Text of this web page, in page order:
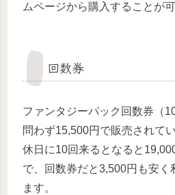
ムページから購入することが可
回数券
ファンタジーパック回数券（
問わず15,500円で販売されてい
休日に10回来るとなると
で、回数券だと3,500円も安く
ます。